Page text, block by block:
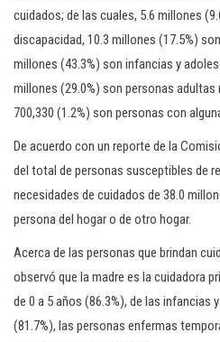
cuidados; de las cuales, 5.6 millones
discapacidad, 10.3 millones (17.5%)
millones (43.3%) son infancias y
millones (29.0%) son personas adultas
700,330 (1.2%) son personas con
De acuerdo con un reporte de la
del total de personas susceptibles de
necesidades de cuidados de 38.0
persona del hogar o de otro hogar.
Acerca de las personas que brindan
observó que la madre es la cuidadora
de 0 a 5 años (86.3%), de las infancias
(81.7%), las personas enfermas